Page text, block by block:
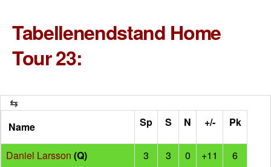
Tabellenendstand Home
Tour 23:
Name Sp S N +/- Pk
Daniel Larsson (Q) 3 3 0 +11
6